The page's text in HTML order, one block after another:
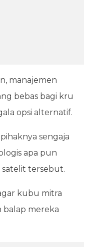
manajemen
bebas bagi kru
opsi alternatif.
sengaja
apa pun
satelit tersebut.
kubu mitra
balap mereka